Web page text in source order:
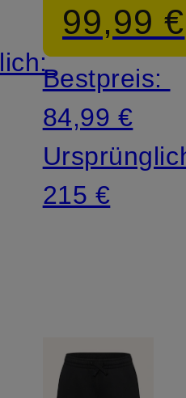
99,99 €
Bestpreis:
84,99 €
215 €